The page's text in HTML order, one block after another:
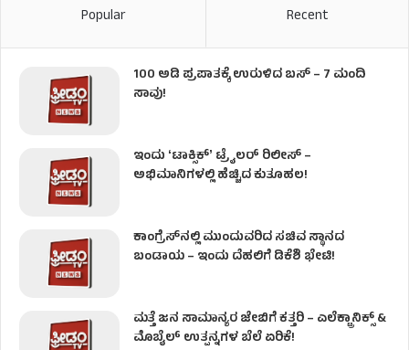
Popular Recent
100 ಅಡಿ ಪ್ರಪಾತಕ್ಕೆ ಉರುಳಿದ ಬಸ್‌ – 7 ಮಂದಿ
ಸಾವು!
ಇಂದು ʻಟಾಕ್ಸಿಕ್ʼ ಟ್ರೈಲರ್ ರಿಲೀಸ್‌ –
ಅಭಿಮಾನಿಗಳಲ್ಲಿ ಹೆಚ್ಚಿದ ಕುತೂಹಲ!
ಕಾಂಗ್ರೆಸ್​ನಲ್ಲಿ ಮುಂದುವರಿದ ಸಚಿವ ಸ್ಥಾನದ
ಬಂಡಾಯ – ಇಂದು ದೆಹಲಿಗೆ ಡಿಕೆಶಿ ಭೇಟಿ!
ಮತ್ತೆ ಜನ ಸಾಮಾನ್ಯರ ಜೇಬಿಗೆ ಕತ್ತರಿ – ಎಲೆಕ್ಟ್ರಾನಿಕ್ಸ್ &
ಮೊಬೈಲ್ ಉತ್ಪನ್ನಗಳ ಬೆಲೆ ಏರಿಕೆ!